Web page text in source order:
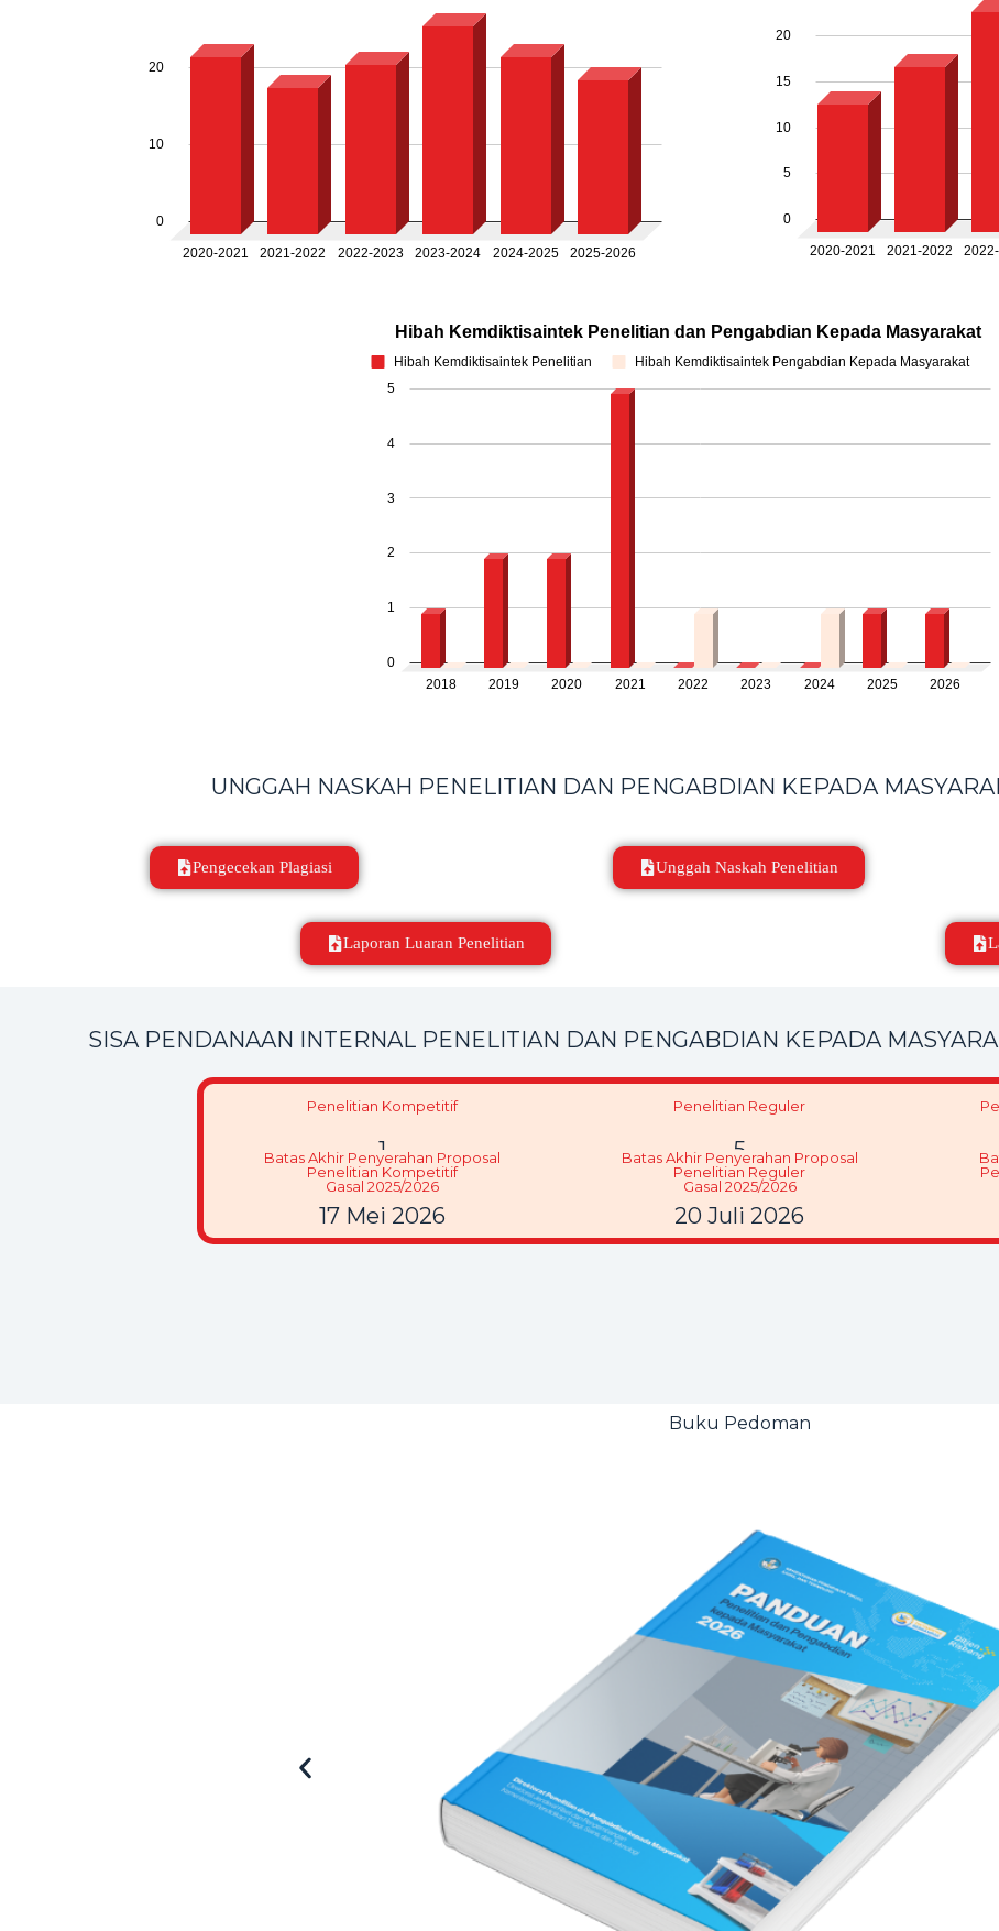
UNGGAH NASKAH PENELITIAN DAN PENGABDIAN KEPADA
Pengecekan Plagiasi Unggah Naskah Penelitian
Laporan Luaran Penelitian
SISA PENDANAAN INTERNAL PENELITIAN DAN PENGABDIAN KEPADA
Penelitian Kompetitif Penelitian Reguler
1 5
Batas Akhir Penyerahan Proposal
Penelitian Kompetitif
Gasal 2025/2026
Batas Akhir Penyerahan Proposal
Penelitian Reguler
Gasal 2025/2026
17 Mei 2026 20 Juli 2026
Buku Pedoman